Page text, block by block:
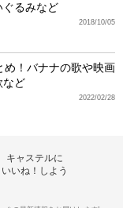
ぐるみなど
2018/10/05
め！バナナの歌や映画
など
2022/02/28
キャステルに
いいね！しよう